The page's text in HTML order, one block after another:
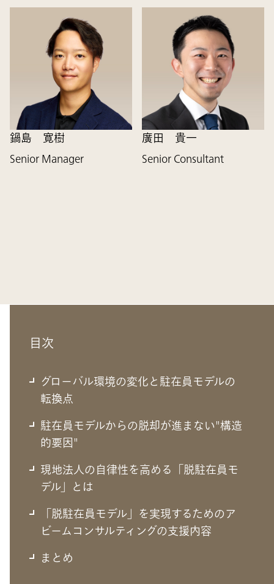
鍋島 寛樹
Senior Manager
廣田 貴一
Senior Consultant
目次
グローバル環境の変化と駐在員モデルの
転換点
駐在員モデルからの脱却が進まない"構造
的要因"
現地法人の自律性を高める「脱駐在員モ
デル」とは
「脱駐在員モデル」を実現するためのア
ビームコンサルティングの支援内容
まとめ
グローバル環境の変化と駐在員モデル
の転換点